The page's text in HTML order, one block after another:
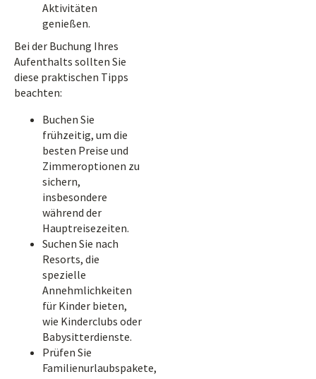
Aktivitäten
genießen.
Bei der Buchung Ihres
Aufenthalts sollten Sie
diese praktischen Tipps
beachten:
Buchen Sie
frühzeitig, um die
besten Preise und
Zimmeroptionen zu
sichern,
insbesondere
während der
Hauptreisezeiten.
Suchen Sie nach
Resorts, die
spezielle
Annehmlichkeiten
für Kinder bieten,
wie Kinderclubs oder
Babysitterdienste.
Prüfen Sie
Familienurlaubspakete,